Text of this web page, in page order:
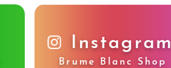
Instagram
Brume Blanc Shop